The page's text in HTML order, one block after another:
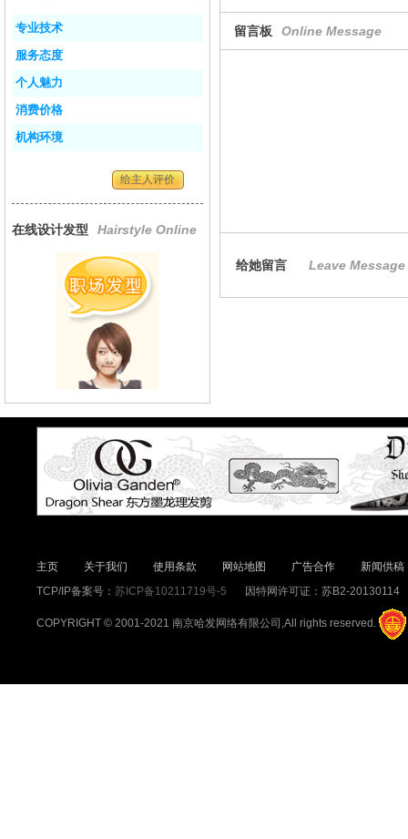
专业技术
服务态度
个人魅力
消费价格
机构环境
给主人评价
在线设计发型 Hairstyle Online
留言板 Online Message
给她留言 Leave Message
主页 关于我们 使用条款 网站地图 广告合作
新闻供稿
TCP/IP备案号： 苏ICP备10211719号-5 因特网许可证：苏B2-20130114
COPYRIGHT © 2001-2021 南京哈发网络有限公司,All rights reserved.